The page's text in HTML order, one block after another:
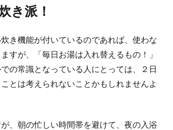
スカジャンの洗濯！ポリエステル素材
ポリエステルなどが使われていますが自宅で洗濯
するころは出...
メールがウイルスだった！？開くだけ
き派！
き機能が付いているのであれば、使わな
すが、「毎日お湯は入れ替えるもの！」
の常識となっている人にとっては、２日
とは考えられないことかもしれませんよ
、朝の忙しい時間帯を避けて、夜の入浴